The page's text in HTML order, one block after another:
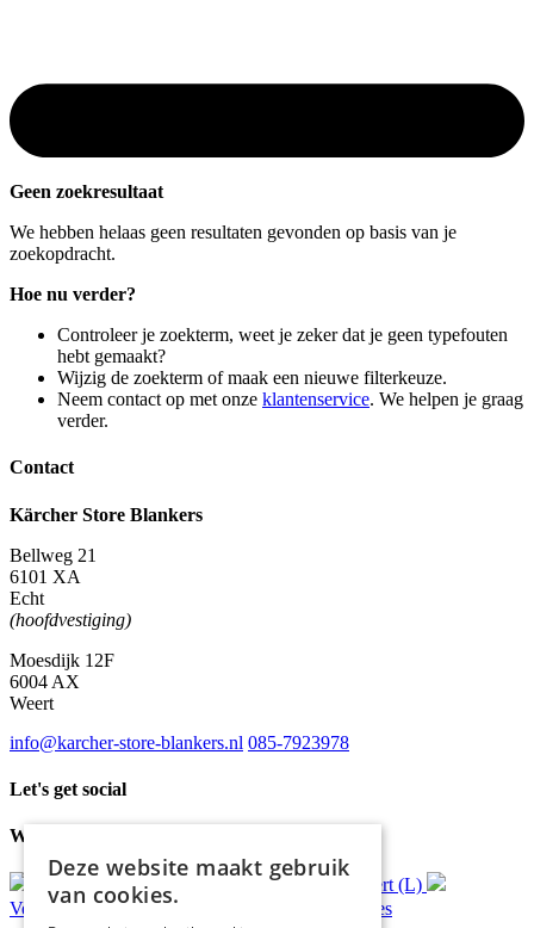
Geen zoekresultaat
We hebben helaas geen resultaten gevonden op basis van je
zoekopdracht.
Hoe nu verder?
Controleer je zoekterm, weet je zeker dat je geen typefouten
hebt gemaakt?
Wijzig de zoekterm of maak een nieuwe filterkeuze.
Neem contact op met onze klantenservice. We helpen je graag
verder.
Contact
Kärcher Store Blankers
Bellweg 21
6101 XA
Echt
(hoofdvestiging)
Moesdijk 12F
6004 AX
Weert
info@karcher-store-blankers.nl 085-7923978
Let's get social
Waar wij voor staan
bezorging*
Ophalen in Echt of Weert (L)
Verzonden binnen 48 uur* advies
Deze website maakt gebruik
van cookies.